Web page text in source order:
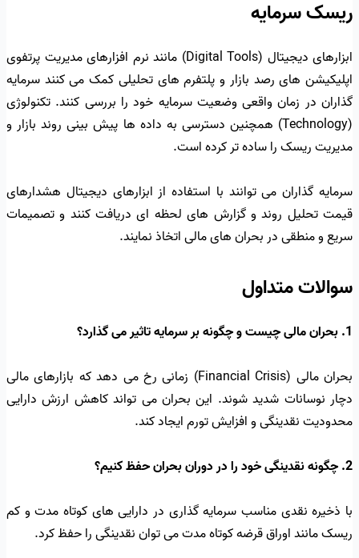
ریسک سرمایه
ابزارهای دیجیتال (Digital Tools) مانند نرم افزارهای مدیریت پرتفوی
اپلیکیشن های رصد بازار و پلتفرم های تحلیلی کمک می کنند سرمایه
گذاران در زمان واقعی وضعیت سرمایه خود را بررسی کنند. تکنولوژی
(Technology) همچنین دسترسی به داده ها پیش بینی روند بازار و
مدیریت ریسک را ساده تر کرده است.
سرمایه گذاران می توانند با استفاده از ابزارهای دیجیتال هشدارهای
قیمت تحلیل روند و گزارش های لحظه ای دریافت کنند و تصمیمات
سریع و منطقی در بحران های مالی اتخاذ نمایند.
سوالات متداول
1. بحران مالی چیست و چگونه بر سرمایه تاثیر می گذارد؟
بحران مالی (Financial Crisis) زمانی رخ می دهد که بازارهای مالی
دچار نوسانات شدید شوند. این بحران می تواند کاهش ارزش دارایی
محدودیت نقدینگی و افزایش تورم ایجاد کند.
2. چگونه نقدینگی خود را در دوران بحران حفظ کنیم؟
با ذخیره نقدی مناسب سرمایه گذاری در دارایی های کوتاه مدت و کم
ریسک مانند اوراق قرضه کوتاه مدت می توان نقدینگی را حفظ کرد.